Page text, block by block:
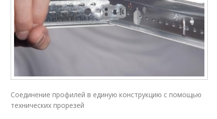
Соединение профилей в единую конструкцию с помощью
технических прорезей